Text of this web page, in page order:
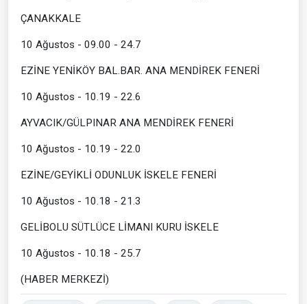
ÇANAKKALE
10 Ağustos - 09.00 - 24.7
EZİNE YENİKÖY BAL.BAR. ANA MENDİREK FENERİ
10 Ağustos - 10.19 - 22.6
AYVACIK/GÜLPINAR ANA MENDİREK FENERİ
10 Ağustos - 10.19 - 22.0
EZİNE/GEYİKLİ ODUNLUK İSKELE FENERİ
10 Ağustos - 10.18 - 21.3
GELİBOLU SÜTLÜCE LİMANI KURU İSKELE
10 Ağustos - 10.18 - 25.7
(HABER MERKEZİ)